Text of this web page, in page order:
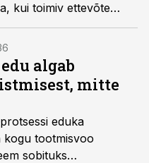
kui toimiv ettevõte
algab
mitte
eduka
kogu tootmisvoo
sobituks